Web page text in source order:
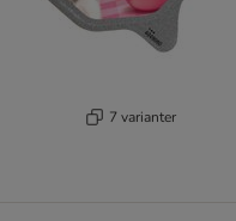
7 varianter